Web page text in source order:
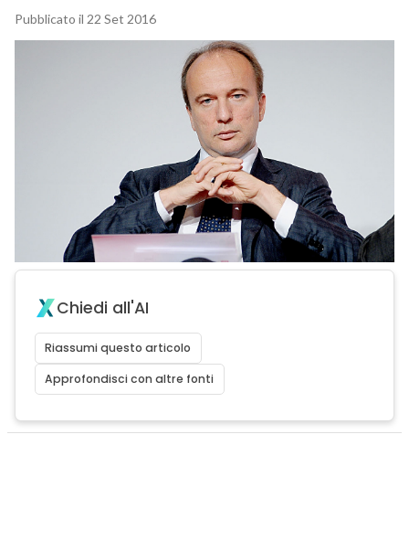
Pubblicato il 22 Set 2016
Chiedi all'AI
Riassumi questo articolo
Approfondisci con altre fonti